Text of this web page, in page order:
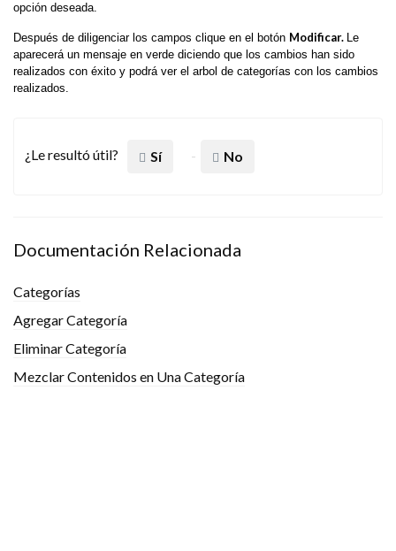
opción deseada.
Después de diligenciar los campos clique en el botón Modificar. Le
aparecerá un mensaje en verde diciendo que los cambios han sido
realizados con éxito y podrá ver el arbol de categorías con los cambios
realizados.
¿Le resultó útil? Sí No
Documentación Relacionada
Categorías
Agregar Categoría
Eliminar Categoría
Mezclar Contenidos en Una Categoría